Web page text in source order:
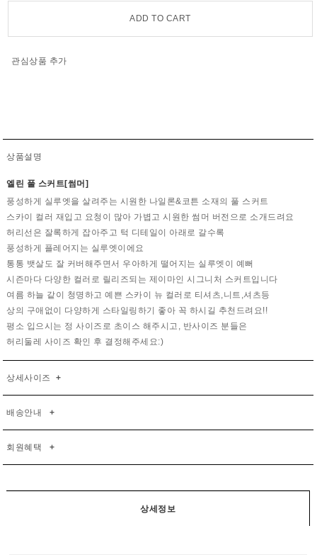
ADD TO CART
관심상품 추가
상품설명
엘린 풀 스커트[썸머]
풍성하게 실루엣을 살려주는 시원한 나일론&코튼 소재의 풀 스커트
스카이 컬러 재입고 요청이 많아 가볍고 시원한 썸머 버전으로 소개드려요
허리선은 잘록하게 잡아주고 턱 디테일이 아래로 갈수록
풍성하게 플레어지는 실루엣이에요
통통 뱃살도 잘 커버해주면서 우아하게 떨어지는 실루엣이 예뻐
시즌마다 다양한 컬러로 릴리즈되는 제이마인 시그니처 스커트입니다
여름 하늘 같이 청명하고 예쁜 스카이 뉴 컬러로 티셔츠,니트,셔츠등
상의 구애없이 다양하게 스타일링하기 좋아 꼭 하시길 추천드려요!!
평소 입으시는 정 사이즈로 초이스 해주시고, 반사이즈 분들은
허리둘레 사이즈 확인 후 결정해주세요:)
상세사이즈 +
배송안내 +
회원혜택 +
상세정보